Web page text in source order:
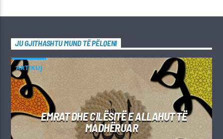
JU GJITHASHTU MUND TË PËLQENI
ARTIKUJ
EMRAT DHE CILËSITË E ALLAHUT TË
MADHËRUAR